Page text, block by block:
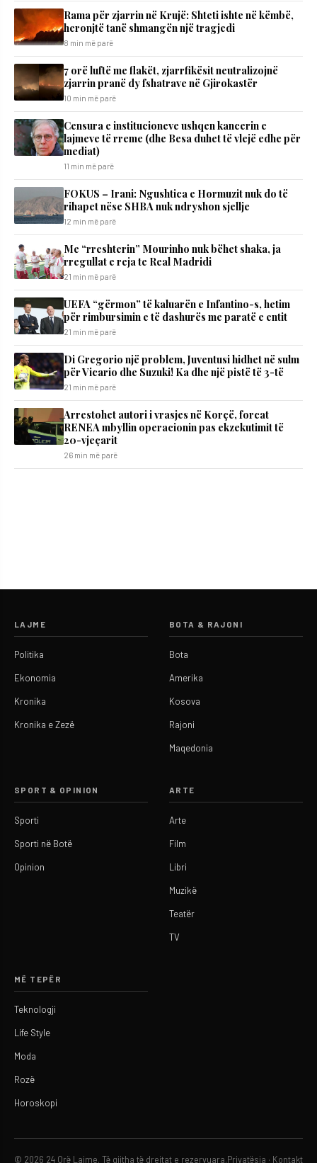
Rama për zjarrin në Krujë: Shteti ishte në këmbë,
heronjtë tanë shmangën një tragjedi
8 min më parë
7 orë luftë me flakët, zjarrfikësit neutralizojnë
zjarrin pranë dy fshatrave në Gjirokastër
10 min më parë
Censura e institucioneve ushqen kancerin e
lajmeve të rreme (dhe Besa duhet të vlejë edhe për
mediat)
11 min më parë
FOKUS – Irani: Ngushtica e Hormuzit nuk do të
rihapet nëse SHBA nuk ndryshon sjellje
12 min më parë
Me “rreshterin” Mourinho nuk bëhet shaka, ja
rregullat e reja te Real Madridi
21 min më parë
UEFA “gërmon” të kaluarën e Infantino-s, hetim
për rimbursimin e të dashurës me paratë e entit
21 min më parë
Di Gregorio një problem, Juventusi hidhet në sulm
për Vicario dhe Suzuki! Ka dhe një pistë të 3-të
21 min më parë
Arrestohet autori i vrasjes në Korçë, forcat
RENEA mbyllin operacionin pas ekzekutimit të
20-vjeçarit
26 min më parë
LAJME
Politika
Ekonomia
Kronika
Kronika e Zezë
BOTA & RAJONI
Bota
Amerika
Kosova
Rajoni
Maqedonia
SPORT & OPINION
Sporti
Sporti në Botë
Opinion
ARTE
Arte
Film
Libri
Muzikë
Teatër
TV
MË TEPËR
Teknologji
Life Style
Moda
Rozë
Horoskopi
© 2026 24 Orë Lajme. Të gjitha të drejtat e rezervuara. Privatësia · Kontakt